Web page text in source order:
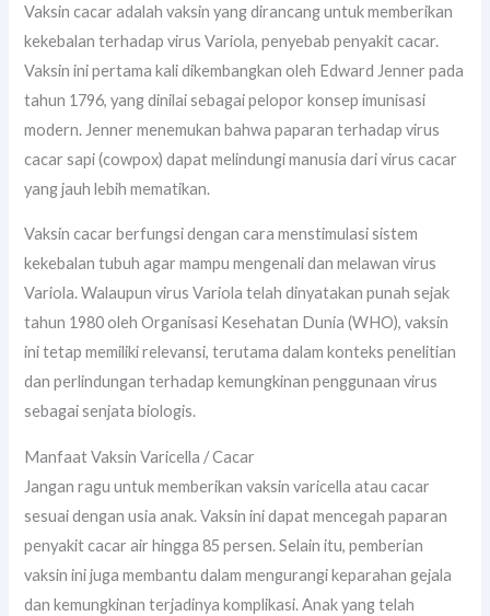
Vaksin cacar adalah vaksin yang dirancang untuk memberikan
kekebalan terhadap virus Variola, penyebab penyakit cacar.
Vaksin ini pertama kali dikembangkan oleh Edward Jenner pada
tahun 1796, yang dinilai sebagai pelopor konsep imunisasi
modern. Jenner menemukan bahwa paparan terhadap virus
cacar sapi (cowpox) dapat melindungi manusia dari virus cacar
yang jauh lebih mematikan.
Vaksin cacar berfungsi dengan cara menstimulasi sistem
kekebalan tubuh agar mampu mengenali dan melawan virus
Variola. Walaupun virus Variola telah dinyatakan punah sejak
tahun 1980 oleh Organisasi Kesehatan Dunia (WHO), vaksin
ini tetap memiliki relevansi, terutama dalam konteks penelitian
dan perlindungan terhadap kemungkinan penggunaan virus
sebagai senjata biologis.
Manfaat Vaksin Varicella / Cacar
Jangan ragu untuk memberikan vaksin varicella atau cacar
sesuai dengan usia anak. Vaksin ini dapat mencegah paparan
penyakit cacar air hingga 85 persen. Selain itu, pemberian
vaksin ini juga membantu dalam mengurangi keparahan gejala
dan kemungkinan terjadinya komplikasi. Anak yang telah